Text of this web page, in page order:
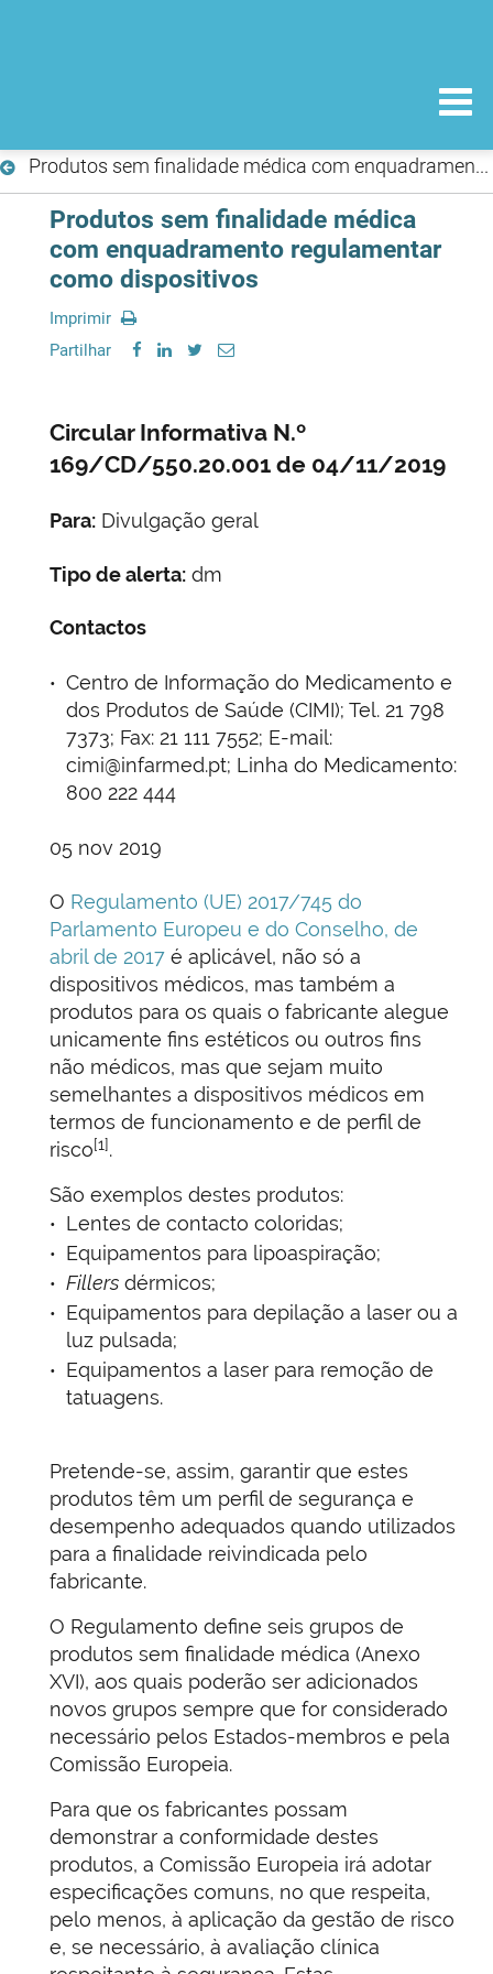
Produtos sem finalidade médica com enquadramento regulamentar como dispositivos
Produtos sem finalidade médica
com enquadramento regulamentar
como dispositivos
Imprimir
Partilhar
Circular Informativa N.º
169/CD/550.20.001 de 04/11/2019
Para: Divulgação geral
Tipo de alerta: dm
Contactos
Centro de Informação do Medicamento e
dos Produtos de Saúde (CIMI); Tel. 21 798
7373; Fax: 21 111 7552; E-mail:
cimi@infarmed.pt; Linha do Medicamento:
800 222 444
05 nov 2019
O Regulamento (UE) 2017/745 do
Parlamento Europeu e do Conselho, de
abril de 2017 é aplicável, não só a
dispositivos médicos, mas também a
produtos para os quais o fabricante alegue
unicamente fins estéticos ou outros fins
não médicos, mas que sejam muito
semelhantes a dispositivos médicos em
termos de funcionamento e de perfil de
risco[1].
São exemplos destes produtos:
Lentes de contacto coloridas;
Equipamentos para lipoaspiração;
Fillers dérmicos;
Equipamentos para depilação a laser ou a
luz pulsada;
Equipamentos a laser para remoção de
tatuagens.
Pretende-se, assim, garantir que estes
produtos têm um perfil de segurança e
desempenho adequados quando utilizados
para a finalidade reivindicada pelo
fabricante.
O Regulamento define seis grupos de
produtos sem finalidade médica (Anexo
XVI), aos quais poderão ser adicionados
novos grupos sempre que for considerado
necessário pelos Estados-membros e pela
Comissão Europeia.
Para que os fabricantes possam
demonstrar a conformidade destes
produtos, a Comissão Europeia irá adotar
especificações comuns, no que respeita,
pelo menos, à aplicação da gestão de risco
e, se necessário, à avaliação clínica